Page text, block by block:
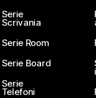
Serie
Scrivania
Serie Room
Serie Board
Serie
Telefoni